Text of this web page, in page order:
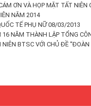
ƠN VÀ HỌP MẶT TẤT NIÊN
NĂM 2014
TẾ PHỤ NỮ 08/03/2013
NĂM THÀNH LẬP TỔNG
BTSC VỚI CHỦ ĐỀ